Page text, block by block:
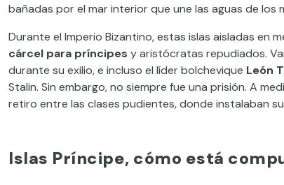
bañadas por el mar interior que une las aguas de los
Durante el Imperio Bizantino, estas islas aisladas en
cárcel para príncipes y aristócratas repudiados.
durante su exilio, e incluso el líder bolchevique León
Stalin. Sin embargo, no siempre fue una prisión. A
retiro entre las clases pudientes, donde instalaban
Islas Príncipe, cómo está